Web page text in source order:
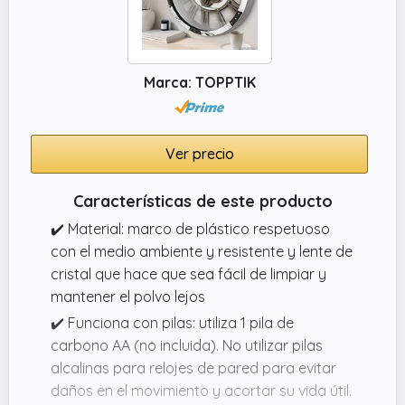
hogar y complementa diversos estilos de
decoración, trayendo creatividad y un
ambiente acogedor a cualquier habitación
Marca: TOPPTIK
Ver precio
Características de este producto
✔️ Material: marco de plástico respetuoso
con el medio ambiente y resistente y lente de
cristal que hace que sea fácil de limpiar y
mantener el polvo lejos
✔️ Funciona con pilas: utiliza 1 pila de
carbono AA (no incluida). No utilizar pilas
alcalinas para relojes de pared para evitar
daños en el movimiento y acortar su vida útil.